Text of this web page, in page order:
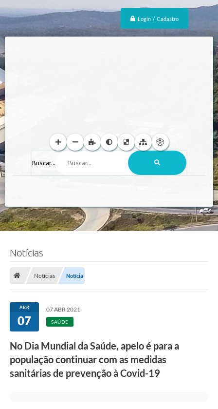
Login / Cadastro
Buscar...
Notícias
Notícias Notícia
ABR
07
07 ABR 2021
SAÚDE
No Dia Mundial da Saúde, apelo é para a
população continuar com as medidas
sanitárias de prevenção à Covid-19